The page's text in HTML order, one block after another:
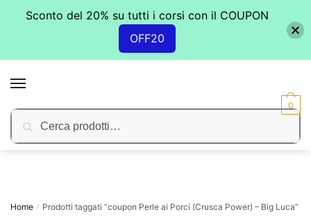
Cerca:Cerca
0
Home / Prodotti taggati “coupon Perle ai Porci (Crusca Power) – Big Luca”
Sconto del 20% su tutti i corsi con il COUPON
OFF20